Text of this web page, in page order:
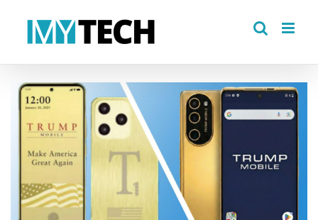
View
Larger
Image